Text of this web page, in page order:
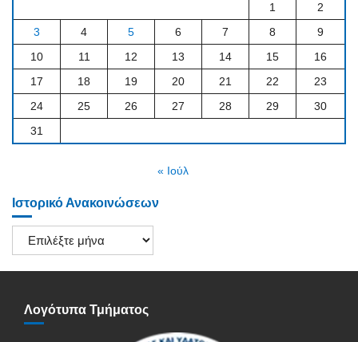
1
2
3
4 5 6 7 8
9
10
11 12 13 14 15
16
17
18 19 20 21 22
23
24
25 26 27 28 29
30
31
« Ιούλ
Ιστορικό Ανακοινώσεων
Ιστορικό
Ανακοινώσεων
Λογότυπα Τμήματος